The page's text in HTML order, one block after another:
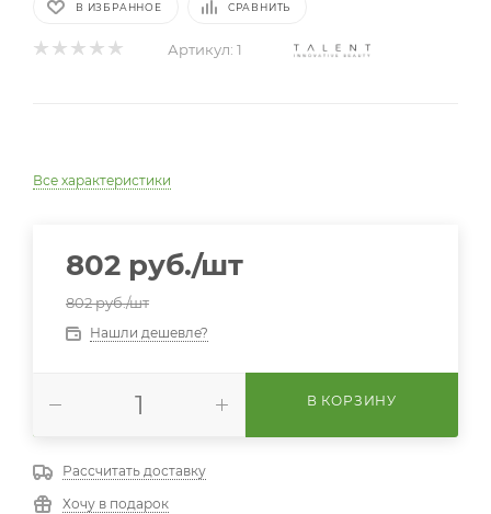
В ИЗБРАННОЕ СРАВНИТЬ
Артикул: 1
Все характеристики
802 руб./шт
802руб./шт
Нашли дешевле?
В КОРЗИНУ
Рассчитать доставку
Хочу в подарок